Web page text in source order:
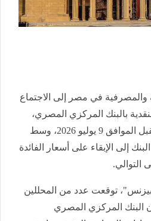
والمصرفية في مصر إلى الاجتماع
بالبنك المركزي المصري،
المقرر عقده الخميس المقبل الموافق 9 يوليو 2026، وسط
إلى الإبقاء على أسعار الفائدة
التوالي.
توقعت عدد من المحللين
البنك المركزي المصري